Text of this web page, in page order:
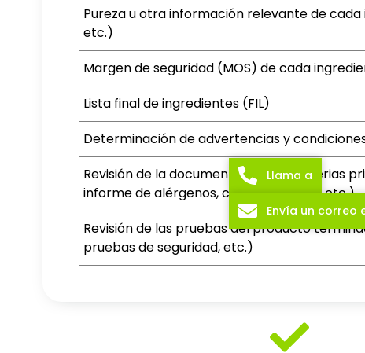
Pureza u otra información relevante de
etc.)
Margen de seguridad (MOS) de cada
Lista final de ingredientes (FIL)
Determinación de advertencias y
Revisión de la documentación de materias
informe de alérgenos, certificado IFRA, etc.)
Revisión de las pruebas del producto
pruebas de seguridad, etc.)
Llama a
Envía un correo